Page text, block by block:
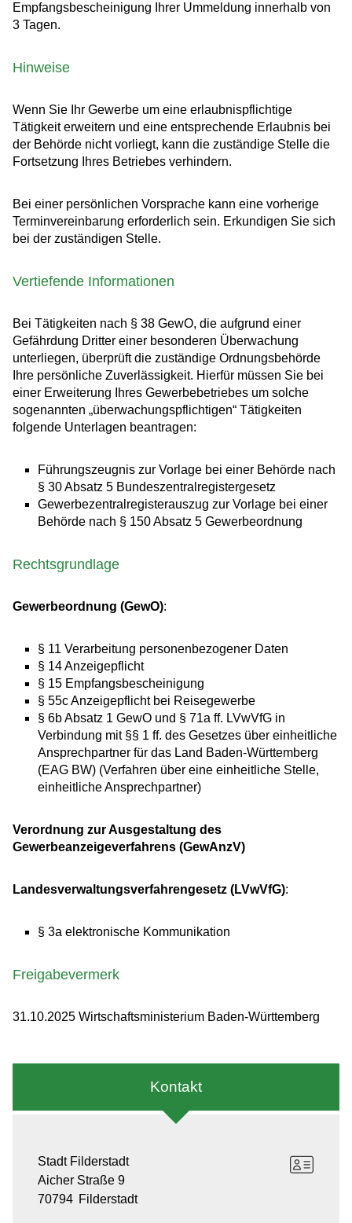
Empfangsbescheinigung Ihrer Ummeldung innerhalb von
3 Tagen.
Hinweise
Wenn Sie Ihr Gewerbe um eine erlaubnispflichtige
Tätigkeit erweitern und eine entsprechende Erlaubnis bei
der Behörde nicht vorliegt, kann die zuständige Stelle die
Fortsetzung Ihres Betriebes verhindern.
Bei einer persönlichen Vorsprache kann eine vorherige
Terminvereinbarung erforderlich sein. Erkundigen Sie sich
bei der zuständigen Stelle.
Vertiefende Informationen
Bei Tätigkeiten nach § 38 GewO, die aufgrund einer
Gefährdung Dritter einer besonderen Überwachung
unterliegen, überprüft die zuständige Ordnungsbehörde
Ihre persönliche Zuverlässigkeit. Hierfür müssen Sie bei
einer Erweiterung Ihres Gewerbebetriebes um solche
sogenannten „überwachungspflichtigen“ Tätigkeiten
folgende Unterlagen beantragen:
Führungszeugnis zur Vorlage bei einer Behörde nach
§ 30 Absatz 5 Bundeszentralregistergesetz
Gewerbezentralregisterauszug zur Vorlage bei einer
Behörde nach § 150 Absatz 5 Gewerbeordnung
Rechtsgrundlage
Gewerbeordnung (GewO):
§ 11 Verarbeitung personenbezogener Daten
§ 14 Anzeigepflicht
§ 15 Empfangsbescheinigung
§ 55c Anzeigepflicht bei Reisegewerbe
§ 6b Absatz 1 GewO und § 71a ff. LVwVfG in
Verbindung mit §§ 1 ff. des Gesetzes über einheitliche
Ansprechpartner für das Land Baden-Württemberg
(EAG BW) (Verfahren über eine einheitliche Stelle,
einheitliche Ansprechpartner)
Verordnung zur Ausgestaltung des
Gewerbeanzeigeverfahrens (GewAnzV)
Landesverwaltungsverfahrengesetz (LVwVfG):
§ 3a elektronische Kommunikation
Freigabevermerk
31.10.2025 Wirtschaftsministerium Baden-Württemberg
Kontakt
Stadt Filderstadt
Aicher Straße 9
70794 Filderstadt